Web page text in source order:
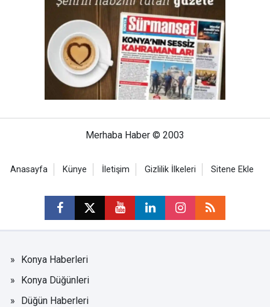
Merhaba Haber © 2003
Anasayfa Künye İletişim Gizlilik İlkeleri Sitene Ekle
Konya Haberleri
Konya Düğünleri
Düğün Haberleri